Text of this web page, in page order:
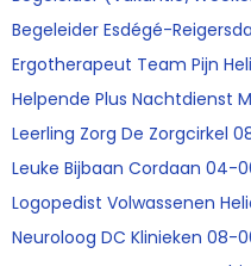
Begeleider Esdégé-
Ergotherapeut Team Pijn
Helpende Plus Nachtdienst
Leerling Zorg De Zorgcirkel
Leuke Bijbaan Cordaan 04-
Logopedist Volwassenen
Neuroloog DC Klinieken 08-